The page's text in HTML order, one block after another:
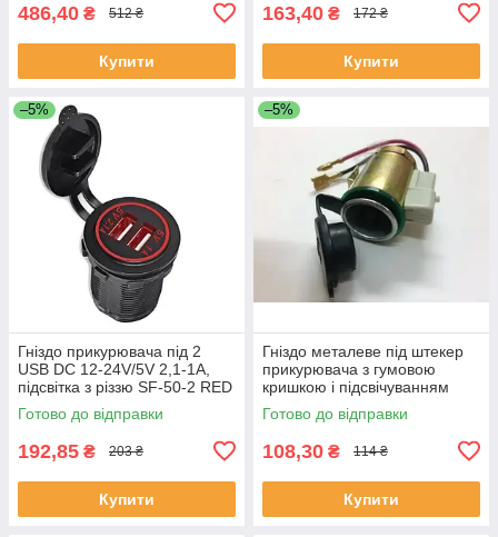
486,40 ₴ 512 ₴
Купити
163,40 ₴ 172 ₴
Купити
–5%
Гніздо прикурювача під 2
USB DC 12-24V/5V 2,1-1A,
підсвітка з різзю SF-50-2 RED
Готово до відправки
192,85 ₴ 203 ₴
Купити
–5%
Гніздо металеве під штекер
прикурювача з гумовою
кришкою і підсвічуванням
AG-1018-1 Зелена
Готово до відправки
108,30 ₴ 114 ₴
Купити